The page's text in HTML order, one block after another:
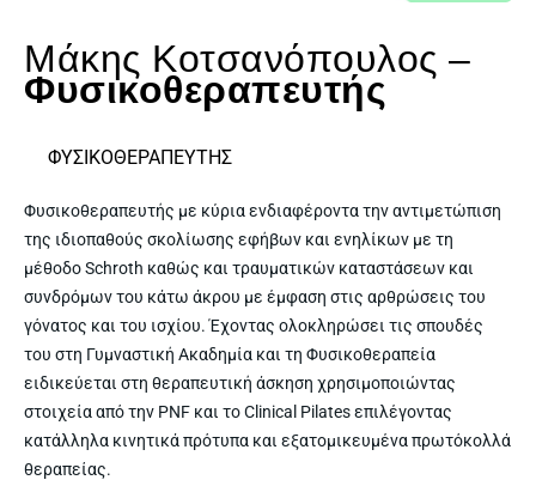
Φυσικοθεραπευτές
Φυσικοθεραπευτές
Μάκης Κοτσανόπουλος –
Φυσικοθεραπευτής
ΦΥΣΙΚΟΘΕΡΑΠΕΥΤΗΣ
Φυσικοθεραπευτής με κύρια ενδιαφέροντα την αντιμετώπιση
της ιδιοπαθούς σκολίωσης εφήβων και ενηλίκων με τη
μέθοδο Schroth καθώς και τραυματικών καταστάσεων και
συνδρόμων του κάτω άκρου με έμφαση στις αρθρώσεις του
γόνατος και του ισχίου. Έχοντας ολοκληρώσει τις σπουδές
του στη Γυμναστική Ακαδημία και τη Φυσικοθεραπεία
ειδικεύεται στη θεραπευτική άσκηση χρησιμοποιώντας
στοιχεία από την PNF και το Clinical Pilates επιλέγοντας
κατάλληλα κινητικά πρότυπα και εξατομικευμένα πρωτόκολλά
θεραπείας.